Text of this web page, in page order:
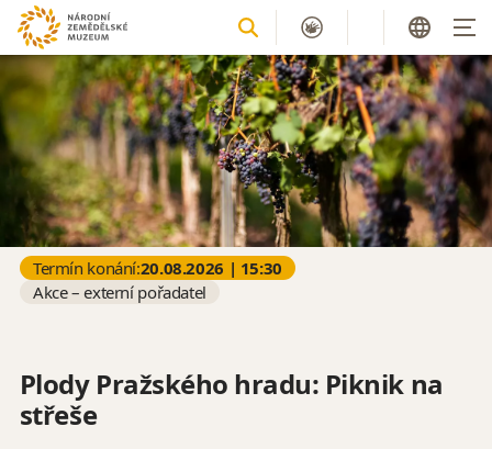
Termín konání:20.08.2026 | 15:30
Akce – externí pořadatel
Plody Pražského hradu: Piknik na
střeše